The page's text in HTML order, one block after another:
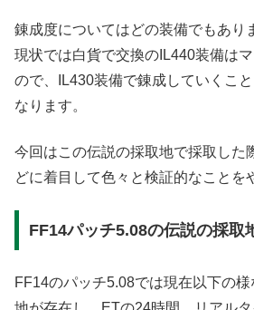
錬成度についてはどの装備でもあり
現状では白貨で交換のIL440装備は
ので、IL430装備で錬成していくこ
なります。
今回はこの伝説の採取地で採取した
どに着目して色々と検証的なことを
FF14パッチ5.08の伝説の採取
FF14のパッチ5.08では現在以下の